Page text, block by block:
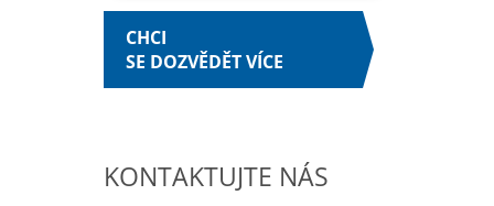
CHCI
SE DOZVĚDĚT VÍCE
KONTAKTUJTE NÁS